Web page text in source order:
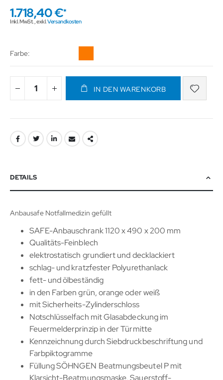
1.718,40 €
Inkl. MwSt.,exkl.Versandkosten
Farbe
IN DEN WARENKORB
DETAILS
Anbausafe Notfallmedizin gefüllt
SAFE-Anbauschrank 1120 x 490 x 200 mm
Qualitäts-Feinblech
elektrostatisch grundiert und decklackiert
schlag- und kratzfester Polyurethanlack
fett- und ölbeständig
in den Farben grün, orange oder weiß
mit Sicherheits-Zylinderschloss
Notschlüsselfach mit Glasabdeckung im
Feuermelderprinzip in der Türmitte
Kennzeichnung durch Siebdruckbeschriftung und
Farbpiktogramme
Füllung SÖHNGEN Beatmungsbeutel P mit
Klarsicht-Beatmungsmaske, Sauerstoff-